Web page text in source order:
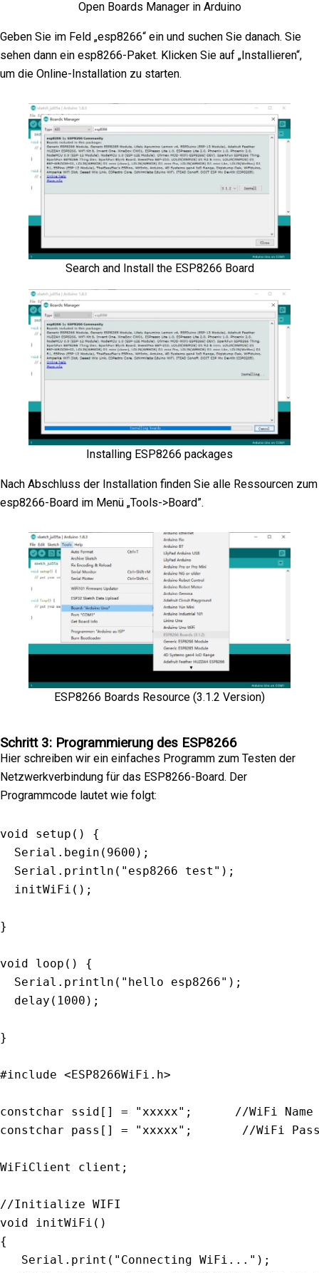
Open Boards Manager in Arduino
Geben Sie im Feld „esp8266“ ein und suchen Sie danach. Sie
sehen dann ein esp8266-Paket. Klicken Sie auf „Installieren“,
um die Online-Installation zu starten.
Search and Install the ESP8266 Board
Installing ESP8266 packages
Nach Abschluss der Installation finden Sie alle Ressourcen zum
esp8266-Board im Menü „Tools->Board”.
ESP8266 Boards Resource (3.1.2 Version)
Schritt 3: Programmierung des ESP8266
Hier schreiben wir ein einfaches Programm zum Testen der
Netzwerkverbindung für das ESP8266-Board. Der
Programmcode lautet wie folgt:
void setup ( )
{
  Serial
. begin ( 9600 ) ;
  Serial
. println ( "esp8266 test" ) ;
initWiFi ( ) ;
}
void loop ( )
{
  Serial
. println ( "hello esp8266" ) ;
delay ( 1000 ) ;
}
#include < ESP8266WiFi . h>
constchar ssid [ ] = "xxxxx" ;
//WiFi Name
constchar pass [ ] = "xxxxx" ; //WiFi
WiFiClient client ;
//Initialize WIFI
void
initWiFi ( )
{
   Serial
. print ( "Connecting WiFi..." ) ;